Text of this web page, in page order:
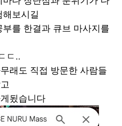
해보시길
를 한결과 큐브 마사지를
ㄷ..
래도 직접 방문한 사람들
됬습니다